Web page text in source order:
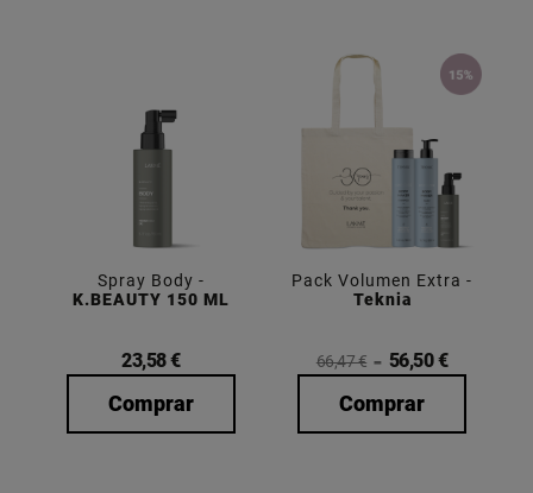
Spray Body -
K.BEAUTY 150 ML
23,58 €
Comprar
Pack Volumen Extra -
Teknia
66,47 € 56,50 €
Comprar